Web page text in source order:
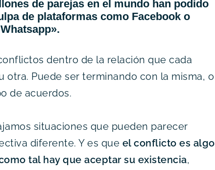
de parejas en el mundo han podido
de plataformas como Facebook o
Whatsapp».
dentro de la relación que cada
otra. Puede ser terminando con la misma, o
de acuerdos.
situaciones que pueden parecer
diferente. Y es que el conflicto es algo
tal hay que aceptar su existencia,